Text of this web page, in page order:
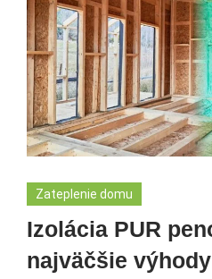
Zateplenie domu
Izolácia PUR
najväčšie